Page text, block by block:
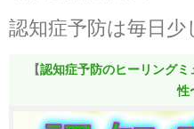
認知症予防は毎日少
【認知症予防のヒーリング
性